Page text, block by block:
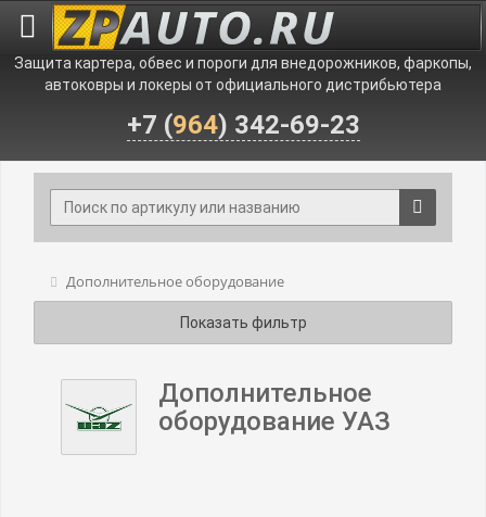
Защита картера, обвес и пороги для внедорожников, фаркопы,
автоковры и локеры от официального дистрибьютера
+7 (964) 342-69-23
Дополнительное оборудование
Показать фильтр
Дополнительное
оборудование УАЗ